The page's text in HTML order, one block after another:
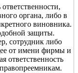
органа, либо в
виновника.
защиты.
сотрудник либо
от имени фирмы и
ответственность